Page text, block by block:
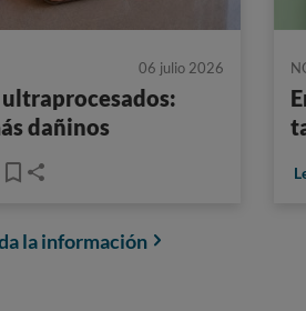
06 julio 2026
dañinos
la información